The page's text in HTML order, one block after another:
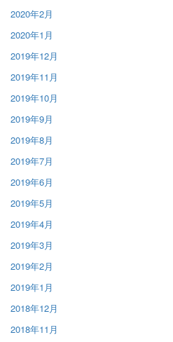
2020年2月
2020年1月
2019年12月
2019年11月
2019年10月
2019年9月
2019年8月
2019年7月
2019年6月
2019年5月
2019年4月
2019年3月
2019年2月
2019年1月
2018年12月
2018年11月